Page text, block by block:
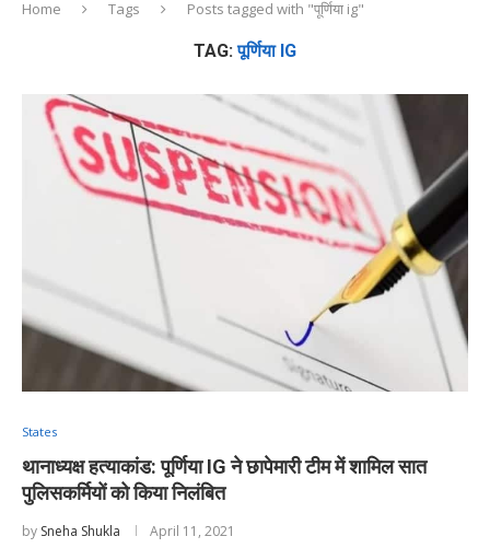
Home Tags Posts tagged with "पूर्णिया ig"
TAG:पूर्णिया IG
States
थानाध्यक्ष हत्याकांड: पूर्णिया IG ने छापेमारी टीम में शामिल सात
पुलिसकर्मियों को किया निलंबित
by Sneha Shukla April 11, 2021